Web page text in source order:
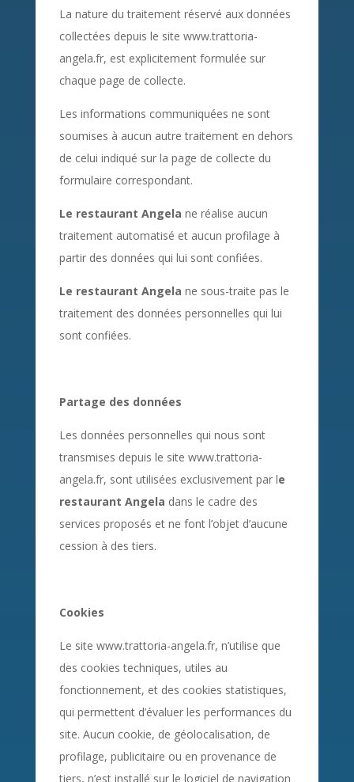
La nature du traitement réservé aux données
collectées depuis le site www.trattoria-
angela.fr, est explicitement formulée sur
chaque page de collecte.
Les informations communiquées ne sont
soumises à aucun autre traitement en dehors
de celui indiqué sur la page de collecte du
formulaire correspondant.
Le restaurant Angela ne réalise aucun
traitement automatisé et aucun profilage à
partir des données qui lui sont confiées.
Le restaurant Angela ne sous-traite pas le
traitement des données personnelles qui lui
sont confiées.
Partage des données
Les données personnelles qui nous sont
transmises depuis le site www.trattoria-
angela.fr, sont utilisées exclusivement parle
restaurant Angela dans le cadre des
services proposés et ne font l’objet d’aucune
cession à des tiers.
Cookies
Le site www.trattoria-angela.fr, n’utilise que
des cookies techniques, utiles au
fonctionnement, et des cookies statistiques,
qui permettent d’évaluer les performances du
site. Aucun cookie, de géolocalisation, de
profilage, publicitaire ou en provenance de
tiers, n’est installé sur le logiciel de navigation